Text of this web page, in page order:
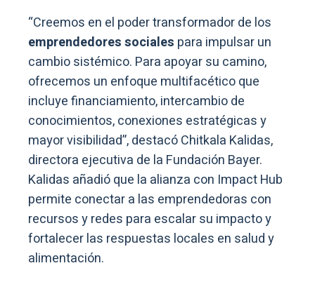
“Creemos en el poder transformador de los
emprendedores sociales para impulsar un
cambio sistémico. Para apoyar su camino,
ofrecemos un enfoque multifacético que
incluye financiamiento, intercambio de
conocimientos, conexiones estratégicas y
mayor visibilidad”, destacó Chitkala Kalidas,
directora ejecutiva de la Fundación Bayer.
Kalidas añadió que la alianza con Impact Hub
permite conectar a las emprendedoras con
recursos y redes para escalar su impacto y
fortalecer las respuestas locales en salud y
alimentación.